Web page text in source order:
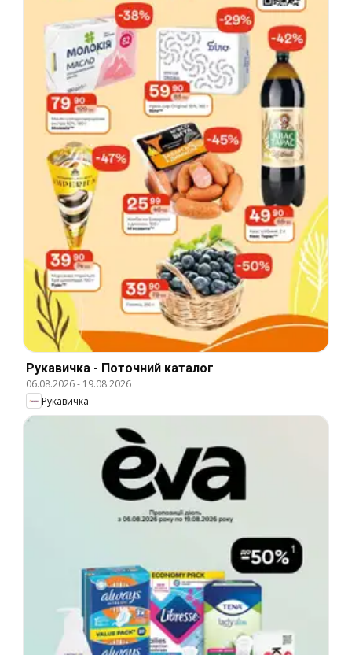
Рукавичка - Поточний каталог
06.08.2026- 19.08.2026
Рукавичка